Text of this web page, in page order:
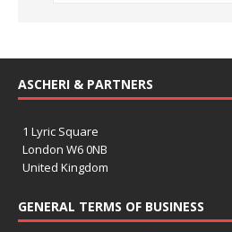
ASCHERI & PARTNERS
1 Lyric Square
London W6 0NB
United Kingdom
GENERAL TERMS OF BUSINESS